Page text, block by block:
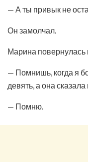
— А ты привык не
Он замолчал.
Марина повернулась
— Помнишь, когда я
девять, а она сказала
— Помню.